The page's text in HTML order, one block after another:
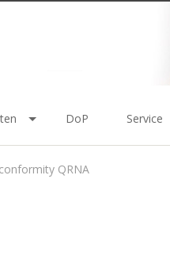
DoP Service
QRNA